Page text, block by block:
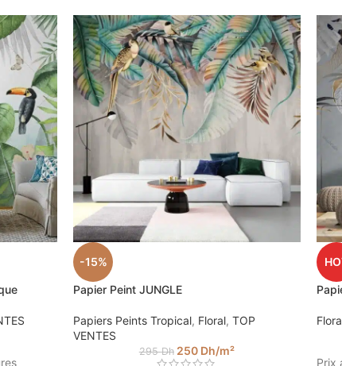
-15%
Papier Peint JUNGLE
Papiers Peints Tropical, Floral, TOP
VENTES
295Dh 250 Dh/m²
Prix